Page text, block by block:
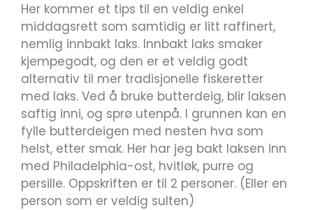
Her kommer et tips til en veldig enkel
middagsrett som samtidig er litt raffinert,
nemlig innbakt laks. Innbakt laks smaker
kjempegodt, og den er et veldig godt
alternativ til mer tradisjonelle fiskeretter
med laks. Ved å bruke butterdeig, blir laksen
saftig inni, og sprø utenpå. I grunnen kan en
fylle butterdeigen med nesten hva som
helst, etter smak. Her har jeg bakt laksen inn
med Philadelphia-ost, hvitløk, purre og
persille. Oppskriften er til 2 personer. (Eller en
person som er veldig sulten)